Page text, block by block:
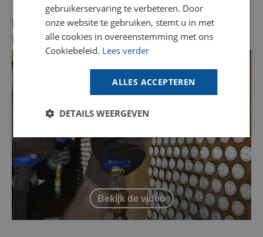
Bekijk productvideo BSL-50
pijpreinigingspistool
Bekijk de video
Vind jouw oplossing
Goodway apparatuur geschikt is voor jouw
Maak een online afspraak met een van onze
specialisten om jouw reinigingsuitdaging te
bespreken en advies te krijgen.
FRENCH
gebruikerservaring te verbeteren. Door
onze website te gebruiken, stemt u in met
alle cookies in overeenstemming met ons
Cookiebeleid. Lees verder
ALLES ACCEPTEREN
DETAILS WEERGEVEN